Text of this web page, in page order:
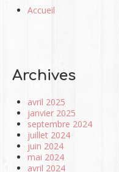
Accueil
Archives
avril 2025
janvier 2025
septembre 2024
juillet 2024
juin 2024
mai 2024
avril 2024